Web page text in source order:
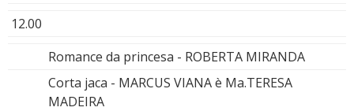
12.00
Romance da princesa - ROBERTA MIRANDA
Corta jaca - MARCUS VIANA è Ma.TERESA
MADEIRA